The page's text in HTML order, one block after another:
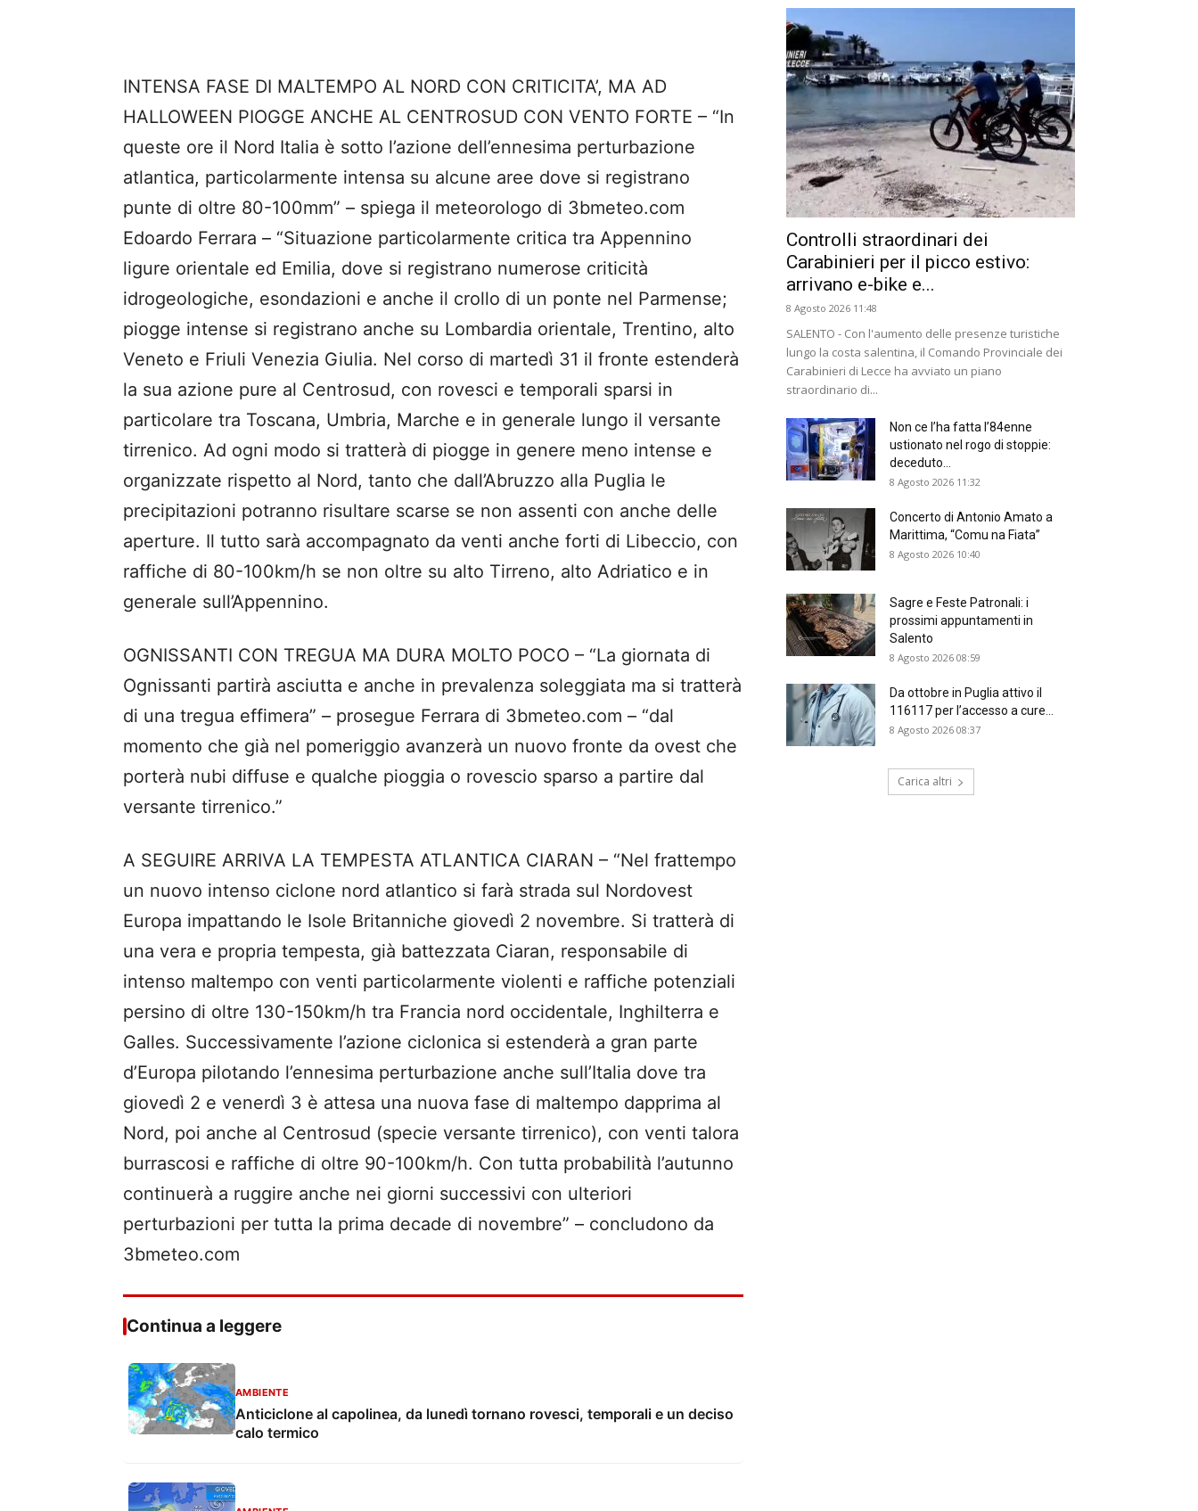
INTENSA FASE DI MALTEMPO AL NORD CON CRITICITA’, MA AD
HALLOWEEN PIOGGE ANCHE AL CENTROSUD CON VENTO FORTE – “In
queste ore il Nord Italia è sotto l’azione dell’ennesima perturbazione
atlantica, particolarmente intensa su alcune aree dove si registrano
punte di oltre 80-100mm” – spiega il meteorologo di 3bmeteo.com
Edoardo Ferrara – “Situazione particolarmente critica tra Appennino
ligure orientale ed Emilia, dove si registrano numerose criticità
idrogeologiche, esondazioni e anche il crollo di un ponte nel Parmense;
piogge intense si registrano anche su Lombardia orientale, Trentino, alto
Veneto e Friuli Venezia Giulia. Nel corso di martedì 31 il fronte estenderà
la sua azione pure al Centrosud, con rovesci e temporali sparsi in
particolare tra Toscana, Umbria, Marche e in generale lungo il versante
tirrenico. Ad ogni modo si tratterà di piogge in genere meno intense e
organizzate rispetto al Nord, tanto che dall’Abruzzo alla Puglia le
precipitazioni potranno risultare scarse se non assenti con anche delle
aperture. Il tutto sarà accompagnato da venti anche forti di Libeccio, con
raffiche di 80-100km/h se non oltre su alto Tirreno, alto Adriatico e in
generale sull’Appennino.
OGNISSANTI CON TREGUA MA DURA MOLTO POCO – “La giornata di
Ognissanti partirà asciutta e anche in prevalenza soleggiata ma si tratterà
di una tregua effimera” – prosegue Ferrara di 3bmeteo.com – “dal
momento che già nel pomeriggio avanzerà un nuovo fronte da ovest che
porterà nubi diffuse e qualche pioggia o rovescio sparso a partire dal
versante tirrenico.”
A SEGUIRE ARRIVA LA TEMPESTA ATLANTICA CIARAN – “Nel frattempo
un nuovo intenso ciclone nord atlantico si farà strada sul Nordovest
Europa impattando le Isole Britanniche giovedì 2 novembre. Si tratterà di
una vera e propria tempesta, già battezzata Ciaran, responsabile di
intenso maltempo con venti particolarmente violenti e raffiche potenziali
persino di oltre 130-150km/h tra Francia nord occidentale, Inghilterra e
Galles. Successivamente l’azione ciclonica si estenderà a gran parte
d’Europa pilotando l’ennesima perturbazione anche sull’Italia dove tra
giovedì 2 e venerdì 3 è attesa una nuova fase di maltempo dapprima al
Nord, poi anche al Centrosud (specie versante tirrenico), con venti talora
burrascosi e raffiche di oltre 90-100km/h. Con tutta probabilità l’autunno
continuerà a ruggire anche nei giorni successivi con ulteriori
perturbazioni per tutta la prima decade di novembre” – concludono da
3bmeteo.com
Continua a leggere
AMBIENTE
Anticiclone al capolinea, da lunedì tornano rovesci, temporali e un deciso
calo termico
Controlli straordinari dei
Carabinieri per il picco estivo:
arrivano e-bike e...
8 Agosto 2026 11:48
SALENTO - Con l'aumento delle presenze turistiche
lungo la costa salentina, il Comando Provinciale dei
Carabinieri di Lecce ha avviato un piano
straordinario di...
Non ce l’ha fatta l’84enne
ustionato nel rogo di stoppie:
deceduto...
8 Agosto 2026 11:32
Concerto di Antonio Amato a
Marittima, “Comu na Fiata”
8 Agosto 2026 10:40
Sagre e Feste Patronali: i
prossimi appuntamenti in
Salento
8 Agosto 2026 08:59
Da ottobre in Puglia attivo il
116117 per l’accesso a cure...
8 Agosto 2026 08:37
Carica altri